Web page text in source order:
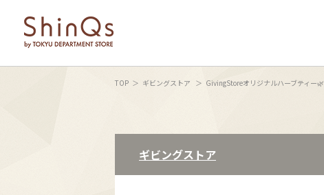
TOP ギビングストア GivingStoreオリジナルハーブティー🌿
ギビングストア